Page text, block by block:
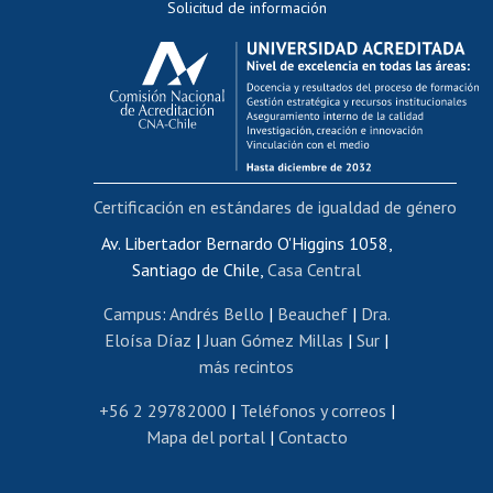
Evaluación docente
Calificación académica
Postulación al AUCAI
Funcionarias/os
Cursos internos de capacitación
Bienestar del personal
Portal de movilidad interna
Certificado de renta
Certificado de renta honorarios
Editar páginas blancas
Extranjeras/os
Revalidación y reconocimiento de títulos
Postulación al Programa de Movilidad Estudiantil
Solicitud de información
Av. Libertador Bernardo O'Higgins 1058,
Santiago de Chile, Casa Central
Campus: Andrés Bello | Beauchef| Dra.
Eloísa Díaz |Juan Gómez Millas | Sur |
más recintos
+56 2 29782000 | Teléfonos y correos |
Mapa del portal| Contacto
Certificación en estándares de igualdad de género